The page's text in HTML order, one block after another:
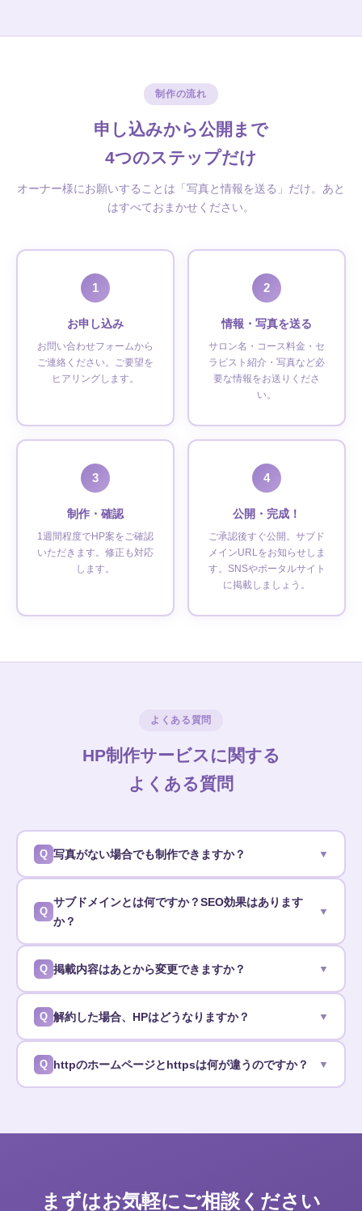
制作の流れ
申し込みから公開まで
4つのステップだけ
オーナー様にお願いすることは「写真と情報を送る」だけ。あと
はすべておまかせください。
1
お申し込み
お問い合わせフォームから
ご連絡ください。ご要望を
ヒアリングします。
2
情報・写真を送る
サロン名・コース料金・セ
ラピスト紹介・写真など必
要な情報をお送りくださ
い。
3
制作・確認
1週間程度でHP案をご確認
いただきます。修正も対応
します。
4
公開・完成！
ご承認後すぐ公開。サブド
メインURLをお知らせしま
す。SNSやポータルサイト
に掲載しましょう。
よくある質問
HP制作サービスに関する
よくある質問
写真がない場合でも制作できますか？ ▼
サブドメインとは何ですか？SEO効果はあります
か？
▼
掲載内容はあとから変更できますか？ ▼
解約した場合、HPはどうなりますか？ ▼
httpのホームページとhttpsは何が違うのですか？ ▼
まずはお気軽にご相談ください